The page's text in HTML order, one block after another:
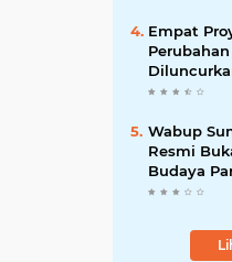
dan
Ekonomi
Empat
Perubahan
Jarot
Kelola
Wabup
Resmi
Budaya
Moyo Hilir,
Budaya